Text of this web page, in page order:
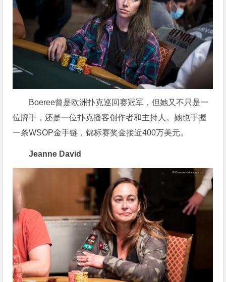
Boeree曾是欧洲扑克巡回赛冠军，但她又不只是一
位牌手，还是一位扑克播客创作者和主持人。她也手握
一条WSOP金手链，锦标赛奖金接近400万美元。
Jeanne David